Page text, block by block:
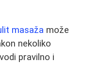
masaža može
nekoliko
pravilno i